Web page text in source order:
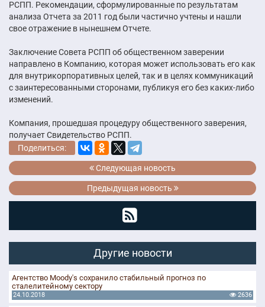
РСПП. Рекомендации, сформулированные по результатам
анализа Отчета за 2011 год были частично учтены и нашли
свое отражение в нынешнем Отчете.
Заключение Совета РСПП об общественном заверении
направлено в Компанию, которая может использовать его как
для внутрикорпоративных целей, так и в целях коммуникаций
с заинтересованными сторонами, публикуя его без каких-либо
изменений.
Компания, прошедшая процедуру общественного заверения,
получает Свидетельство РСПП.
Поделиться:
Следующая новость
Предыдущая новость
Другие новости
Агентство Moody's сохранило стабильный прогноз по
сталелитейному сектору
24.10.2018 2636